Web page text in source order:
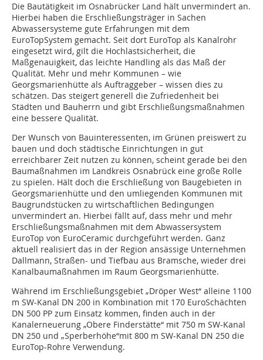
Die Bautätigkeit im Osnabrücker Land hält unvermindert an.
Hierbei haben die Erschließungsträger in Sachen
Abwassersysteme gute Erfahrungen mit dem
EuroTopSystem gemacht. Seit dort EuroTop als Kanalrohr
eingesetzt wird, gilt die Hochlastsicherheit, die
Maßgenauigkeit, das leichte Handling als das Maß der
Qualität. Mehr und mehr Kommunen – wie
Georgsmarienhütte als Auftraggeber – wissen dies zu
schätzen. Das steigert generell die Zufriedenheit bei
Städten und Bauherrn und gibt Erschließungsmaßnahmen
eine bessere Qualität.
Der Wunsch von Bauinteressenten, im Grünen preiswert zu
bauen und doch städtische Einrichtungen in gut
erreichbarer Zeit nutzen zu können, scheint gerade bei den
Baumaßnahmen im Landkreis Osnabrück eine große Rolle
zu spielen. Hält doch die Erschließung von Baugebieten in
Georgsmarienhütte und den umliegenden Kommunen mit
Baugrundstücken zu wirtschaftlichen Bedingungen
unvermindert an. Hierbei fällt auf, dass mehr und mehr
Erschließungsmaßnahmen mit dem Abwassersystem
EuroTop von EuroCeramic durchgeführt werden. Ganz
aktuell realisiert das in der Region ansässige Unternehmen
Dallmann, Straßen- und Tiefbau aus Bramsche, wieder drei
Kanalbaumaßnahmen im Raum Georgsmarienhütte.
Während im Erschließungsgebiet „Dröper West“ alleine 1100
m SW-Kanal DN 200 in Kombination mit 170 EuroSchächten
DN 500 PP zum Einsatz kommen, finden auch in der
Kanalerneuerung „Obere Finderstätte“ mit 750 m SW-Kanal
DN 250 und „Sperberhöhe“mit 800 m SW-Kanal DN 250 die
EuroTop-Rohre Verwendung.